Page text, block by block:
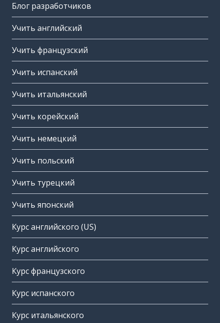
Блог разработчиков
Учить английский
Учить французский
Учить испанский
Учить итальянский
Учить корейский
Учить немецкий
Учить польский
Учить турецкий
Учить японский
Курс английского (US)
Курс английского
Курс французского
Курс испанского
Курс итальянского